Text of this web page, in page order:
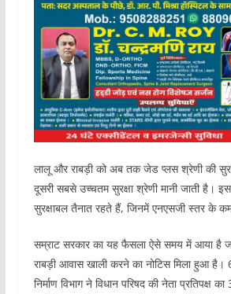
लालू और राबड़ी को अब तक जेड प्लस श्रेणी की
दूसरी सबसे उच्चतम सुरक्षा श्रेणी मानी जाती है।
सुरक्षाबल तैनात रहते हैं, जिनमें एनएसजी स्तर के
सम्राट सरकार का यह फैसला ऐसे समय में आया है
राबड़ी आवास खाली करने का नोटिस मिला हुआ
निर्माण विभाग ने विधान परिषद की नेता प्रतिपक्ष का